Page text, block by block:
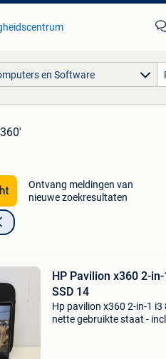
en Software
Ontvang meldingen van
nieuwe zoekresultaten
HP Pavilion x360 2-
SSD 14
Hp pavilion x360 2-in-1
nette gebruikte staat -